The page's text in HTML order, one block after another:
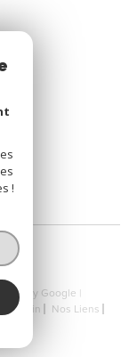
by Google |
Admin
Nos Liens
!